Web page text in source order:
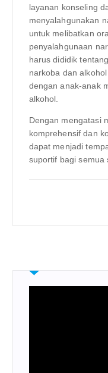
layanan konseling
menyalahgunakan
untuk melibatkan
penyalahgunaan
harus dididik
narkoba dan
dengan anak-anak
alkohol.
Dengan mengatasi
komprehensif dan
dapat menjadi
suportif bagi semua